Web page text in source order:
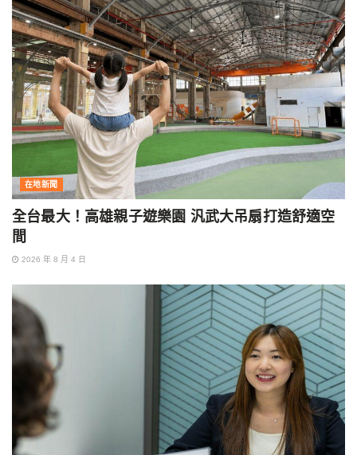
在地新聞
全台最大！高雄親子遊樂園 汎武大吊扇打造舒適空
間
2026 年 8 月 4 日